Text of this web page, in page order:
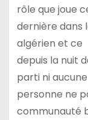
rôle que joue
dernière dans
algérien et ce
depuis la nuit
parti ni aucune
personne ne
communauté